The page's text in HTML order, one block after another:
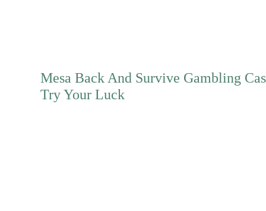
Mesa Back And Survive Gambling
Try Your Luck